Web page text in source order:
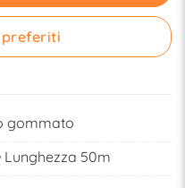
preferiti
gommato
Lunghezza 50m